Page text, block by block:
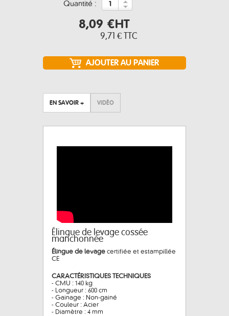
quantité :
8,09 €HT
9,71 € TTC
EN SAVOIR + VIDÉO
Élingue de levage cossée
manchonnée
Élingue de levage certifiée et estampillée
CE
CARACTÉRISTIQUES TECHNIQUES
- CMU : 140 kg
- Longueur : 600 cm
- Gainage : Non-gainé
- Couleur : Acier
- Diamètre : 4 mm